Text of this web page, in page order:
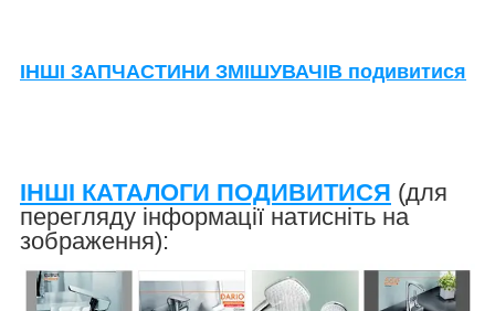
ІНШІ ЗАПЧАСТИНИ ЗМІШУВАЧІВ подивитися
ІНШІ КАТАЛОГИ ПОДИВИТИСЯ (для
перегляду інформації натисніть на
зображення):